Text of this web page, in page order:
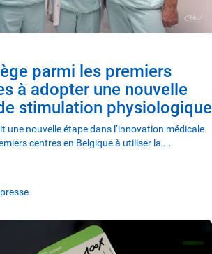
parmi les premiers
à adopter une nouvelle
stimulation physiologique
une nouvelle étape dans l’innovation médicale
centres en Belgique à utiliser la ...